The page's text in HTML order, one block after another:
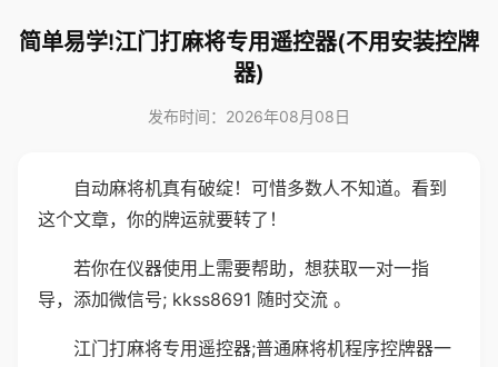
简单易学!江门打麻将专用遥控器(不用安装控牌
器)
发布时间：2026年08月08日
自动麻将机真有破绽！可惜多数人不知道。看到
这个文章，你的牌运就要转了！
若你在仪器使用上需要帮助，想获取一对一指
导，添加微信号; kkss8691 随时交流 。
江门打麻将专用遥控器;普通麻将机程序控牌器一